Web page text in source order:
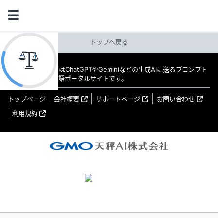
トップへ戻る
教えてAI byGMO はChatGPTやGeminiなどの生成AIに送るプロンプト
（指示文）の日本語ポータルサイトです。
トップページ 会社概要 サポートページ
お問い合わせ
利用規約